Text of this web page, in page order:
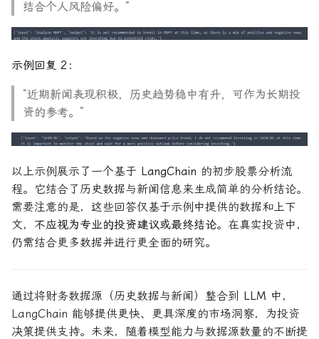
结合个人风险偏好。”
示例回复 2：
“近期新闻表现积极，历史趋势稳中有升，可作为长期投
资的参考。”
以上示例展示了一个基于 LangChain 的初步股票分析流
程。它结合了历史数据与新闻信息来生成简单的分析结论。
需要注意的是，这些回答仅基于示例中提供的数据和上下
文， 不应视为专业的投资建议或最终结论。在真实投资中，
仍需结合更多数据并进行更全面的研究。
通过将财务数据源（历史数据与新闻）整合到 LLM 中，
LangChain 能够提供更快、更具深度的市场洞察，为投资
决策提供支持。未来，随着模型能力与数据源数量的不断提